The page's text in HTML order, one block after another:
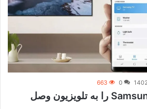
0
663
چگونه گوشی Samsung را به تلویزیون وصل